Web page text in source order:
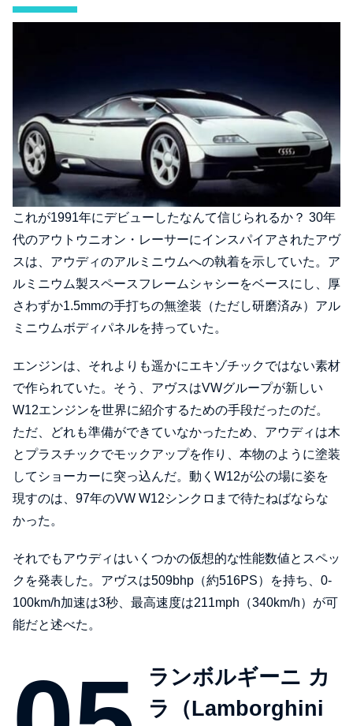
これが1991年にデビューしたなんて信じられるか？ 30年
代のアウトウニオン・レーサーにインスパイアされたアヴ
スは、アウディのアルミニウムへの執着を示していた。ア
ルミニウム製スペースフレームシャシーをベースにし、厚
さわずか1.5mmの手打ちの無塗装（ただし研磨済み）アル
ミニウムボディパネルを持っていた。
エンジンは、それよりも遥かにエキゾチックではない素材
で作られていた。そう、アヴスはVWグループが新しい
W12エンジンを世界に紹介するための手段だったのだ。
ただ、どれも準備ができていなかったため、アウディは木
とプラスチックでモックアップを作り、本物のように塗装
してショーカーに突っ込んだ。動くW12が公の場に姿を
現すのは、97年のVW W12シンクロまで待たねばならな
かった。
それでもアウディはいくつかの仮想的な性能数値とスペッ
クを発表した。アヴスは509bhp（約516PS）を持ち、0-
100km/h加速は3秒、最高速度は211mph（340km/h）が可
能だと述べた。
ランボルギーニ カ
ラ（Lamborghini